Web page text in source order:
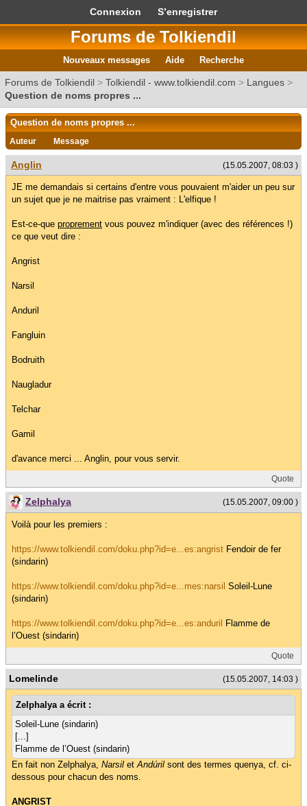
Connexion S’enregistrer
Forums de Tolkiendil
Nouveaux messages Aide Recherche
Forums de Tolkiendil > Tolkiendil - www.tolkiendil.com > Langues >
Question de noms propres ...
Question de noms propres ...
Auteur Message
(15.05.2007, 08:03 )
Anglin
JE me demandais si certains d'entre vous pouvaient m'aider un peu sur
un sujet que je ne maitrise pas vraiment : L'elfique !
Est-ce-que proprement vous pouvez m'indiquer (avec des références !)
ce que veut dire :
Angrist
Narsil
Anduril
Fangluin
Bodruith
Naugladur
Telchar
Gamil
d'avance merci ... Anglin, pour vous servir.
Quote
(15.05.2007, 09:00 )
Zelphalya
Voilà pour les premiers :
https://www.tolkiendil.com/doku.php?id=e...es:angrist Fendoir de fer
(sindarin)
https://www.tolkiendil.com/doku.php?id=e...mes:narsil Soleil-Lune
(sindarin)
https://www.tolkiendil.com/doku.php?id=e...es:anduril
Flamme de
l’Ouest (sindarin)
Quote
(15.05.2007, 14:03 )
Lomelinde
Zelphalya a écrit :
Soleil-Lune (sindarin)
[...]
Flamme de l’Ouest (sindarin)
En fait non Zelphalya, Narsil etAndúril sont des termes quenya, cf. ci-
dessous pour chacun des noms.
ANGRIST